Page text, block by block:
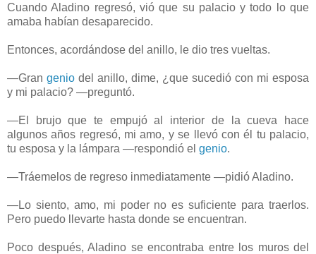
Cuando Aladino regresó, vió que su palacio y todo lo que
amaba habían desaparecido.
Entonces, acordándose del anillo, le dio tres vueltas.
—Gran genio del anillo, dime, ¿que sucedió con mi esposa
y mi palacio? —preguntó.
—El brujo que te empujó al interior de la cueva hace
algunos años regresó, mi amo, y se llevó con él tu palacio,
tu esposa y la lámpara —respondió el genio.
—Tráemelos de regreso inmediatamente —pidió Aladino.
—Lo siento, amo, mi poder no es suficiente para traerlos.
Pero puedo llevarte hasta donde se encuentran.
Poco después, Aladino se encontraba entre los muros del